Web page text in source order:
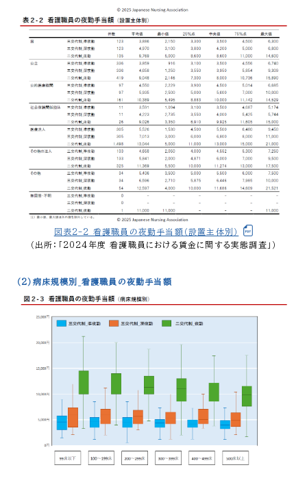
図表2-2_看護職員の夜勤手当額（設置主体別）
（出所：「2024年度 看護職員における賃金に関する実態調査」）
（2）病床規模別_看護職員の夜勤手当額